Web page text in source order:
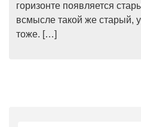
горизонте появляется
всмысле такой же старый,
тоже. […]